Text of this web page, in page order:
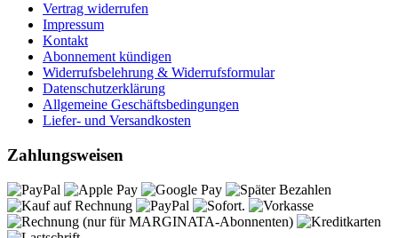
Vertrag widerrufen
Impressum
Kontakt
Abonnement kündigen
Widerrufsbelehrung & Widerrufsformular
Datenschutzerklärung
Allgemeine Geschäftsbedingungen
Liefer- und Versandkosten
Zahlungsweisen